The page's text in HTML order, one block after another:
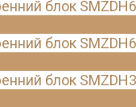
блок
блок
блок